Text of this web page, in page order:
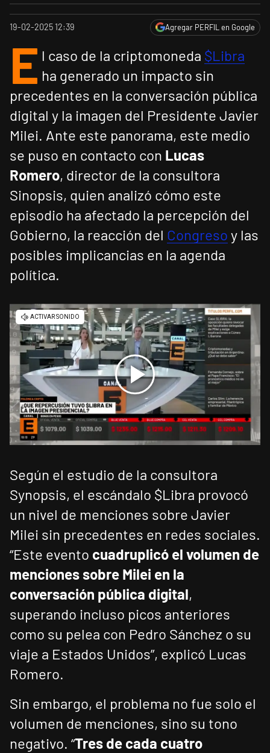
19-02-2025 12:39 Agregar PERFIL en Google
E l caso de la criptomoneda $Libra
ha generado un impacto sin
precedentes en la conversación pública
digital y la imagen del Presidente Javier
Milei. Ante este panorama, este medio
se puso en contacto con Lucas
Romero, director de la consultora
Sinopsis, quien analizó cómo este
episodio ha afectado la percepción del
Gobierno, la reacción del Congreso y las
posibles implicancias en la agenda
política.
Según el estudio de la consultora
Synopsis, el escándalo $Libra provocó
un nivel de menciones sobre Javier
Milei sin precedentes en redes sociales.
“Este evento cuadruplicó el volumen de
menciones sobre Milei en la
conversación pública digital,
superando incluso picos anteriores
como su pelea con Pedro Sánchez o su
viaje a Estados Unidos”, explicó Lucas
Romero.
Sin embargo, el problema no fue solo el
volumen de menciones, sino su tono
negativo. “Tres de cada cuatro